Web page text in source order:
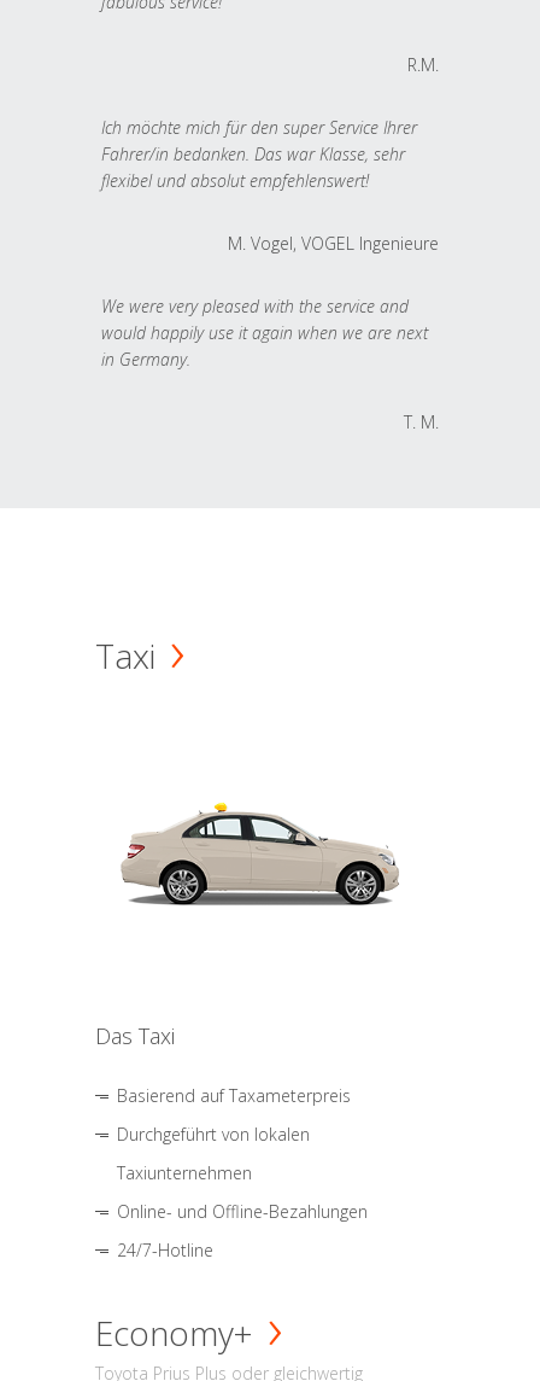
R.M.
Ich möchte mich für den super Service Ihrer
Fahrer/in bedanken. Das war Klasse, sehr
flexibel und absolut empfehlenswert!
M. Vogel, VOGEL Ingenieure
We were very pleased with the service and
would happily use it again when we are next
in Germany.
T. M.
Taxi
Das Taxi
Basierend auf Taxameterpreis
Durchgeführt von lokalen
Taxiunternehmen
Online- und Offline-Bezahlungen
24/7-Hotline
Economy+
Toyota Prius Plus oder gleichwertig